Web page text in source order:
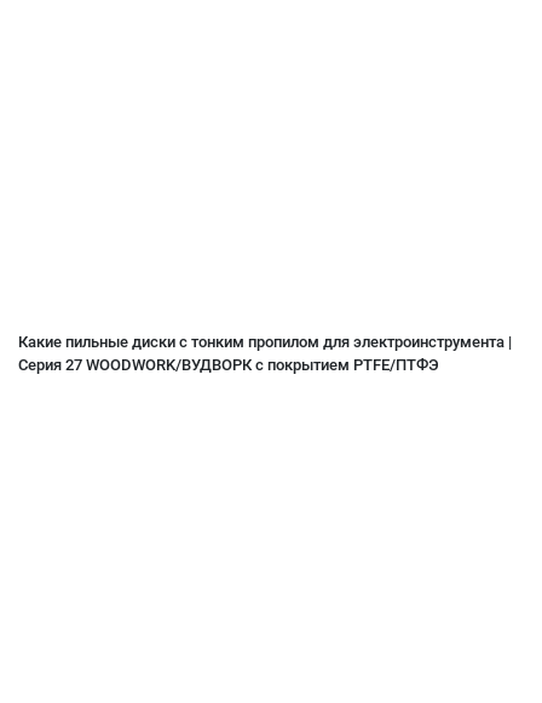
Какие пильные диски с тонким пропилом для электроинструмента |
Серия 27 WOODWORK/ВУДВОРК с покрытием PTFE/ПТФЭ